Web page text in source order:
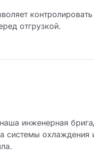
отгрузкой.
инженерная
системы